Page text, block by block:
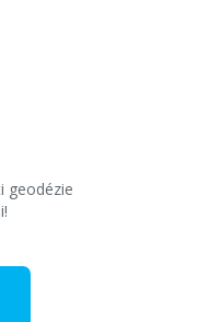
geodézie